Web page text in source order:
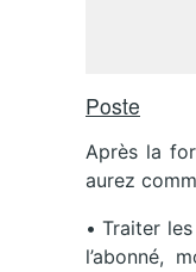
Poste
Après la
aurez
• Traiter
l’abonné,